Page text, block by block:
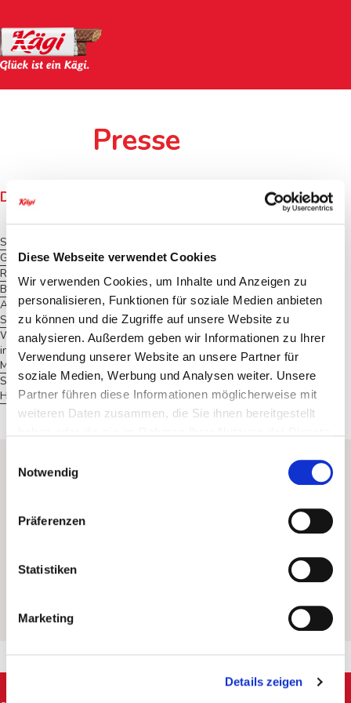
Diese Webseite verwendet Cookies
Wir verwenden Cookies, um Inhalte und Anzeigen zu
personalisieren, Funktionen für soziale Medien anbieten
zu können und die Zugriffe auf unsere Website zu
analysieren. Außerdem geben wir Informationen zu Ihrer
Verwendung unserer Website an unsere Partner für
soziale Medien, Werbung und Analysen weiter. Unsere
Partner führen diese Informationen möglicherweise mit
weiteren Daten zusammen, die Sie ihnen bereitgestellt
Notwendig
Präferenzen
Statistiken
Marketing
Details zeigen
Presse
Die Kägi Söhne AG im Überblick
Sitz
Gründungsjahr
Rechtsform
Aktiengesellschaft
Beschäftigte
120 Mitarbeitende
Anteil International
Sales
47%
Wichtigste
internationale
Märkte
Deutschland, Österreich, Mittlerer
Osten, Asien
Schweizer
Herkunft
100% hergestellt in der Schweiz
(Lichtensteig)